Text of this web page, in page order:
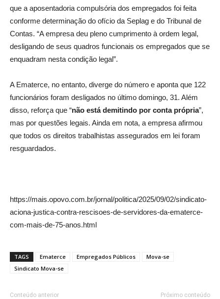
que a aposentadoria compulsória dos empregados foi feita
conforme determinação do ofício da Seplag e do Tribunal de
Contas. “A empresa deu pleno cumprimento à ordem legal,
desligando de seus quadros funcionais os empregados que se
enquadram nesta condição legal”.
A Ematerce, no entanto, diverge do número e aponta que 122
funcionários foram desligados no último domingo, 31. Além
disso, reforça que “não está demitindo por conta própria”,
mas por questões legais. Ainda em nota, a empresa afirmou
que todos os direitos trabalhistas assegurados em lei foram
resguardados.
https://mais.opovo.com.br/jornal/politica/2025/09/02/sindicato-
aciona-justica-contra-rescisoes-de-servidores-da-ematerce-
com-mais-de-75-anos.html
TAGS Ematerce Empregados Públicos
Mova-se
Sindicato Mova-se
Conteúdo anterior Próximo conteúdo